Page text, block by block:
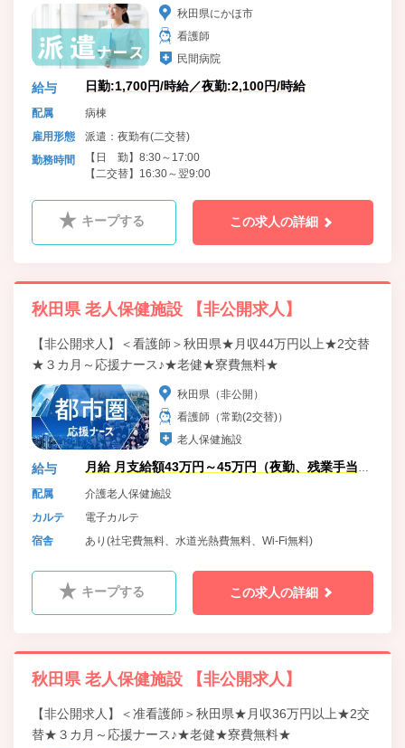
秋田県にかほ市
看護師
民間病院
給与 日勤:1,700円/時給／夜勤:2,100円/時給
配属
病棟
雇用形態
派遣：夜勤有(二交替)
勤務時間
【日 勤】8:30～17:00
【二交替】16:30～翌9:00
キープする この求人の詳細
秋田県 老人保健施設 【非公開求人】
【非公開求人】＜看護師＞秋田県★月収44万円以上★2交替
★３カ月～応援ナース♪★老健★寮費無料★
秋田県（非公開）
看護師（常勤(2交替)）
老人保健施設
給与
月給 月支給額43万円～45万円（夜勤、残業手当
含）
配属
介護老人保健施設
カルテ
電子カルテ
宿舎
あり(社宅費無料、水道光熱費無料、Wi-Fi無料)
キープする この求人の詳細
秋田県 老人保健施設 【非公開求人】
【非公開求人】＜准看護師＞秋田県★月収36万円以上★2交
替★３カ月～応援ナース♪★老健★寮費無料★